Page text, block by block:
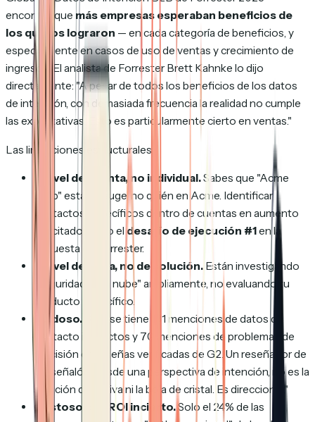
encontró que más empresas esperaban beneficios de
los que los lograron — en cada categoría de beneficios, y
especialmente en casos de uso de ventas y crecimiento de
ingresos. El analista de Forrester Brett Kahnke lo dijo
directamente: "A pesar de todos los beneficios de los datos
de intención, con demasiada frecuencia la realidad no cumple
las expectativas. Esto es particularmente cierto en ventas."
Las limitaciones estructurales:
A nivel de cuenta, no individual.Sabes que "Acme
Corp" está en auge, no quién en Acme. Identificar
contactos específicos dentro de cuentas en aumento
fue citado como el desafío de ejecución #1en la
encuesta de Forrester.
A nivel de tema, no de solución. Están investigando
"seguridad en la nube" ampliamente, no evaluando tu
producto específico.
Ruidoso. 6sense tiene 131 menciones de datos de
contacto inexactos y 70 menciones de problemas de
precisión en reseñas verificadas de G2. Un reseñador de
G2 señaló:
"Desde una perspectiva de intención, no es la
solución definitiva ni la bola de cristal. Es direccional."
Costoso con ROI incierto.Solo el 24% de las